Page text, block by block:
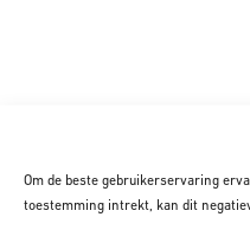
Om de beste gebruikerservaring
toestemming intrekt, kan dit